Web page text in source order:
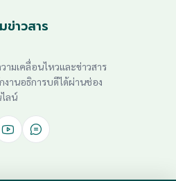
าวสาร
ามเคลื่อนไหวและข่าวสาร
งานอธิการบดีได้ผ่านช่อง
ลน์